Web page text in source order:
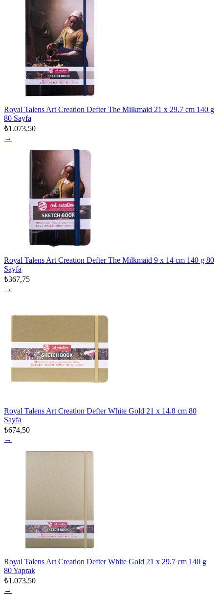
Royal Talens Art Creation Defter The Milkmaid 21 x 29.7 cm 140 g
80 Sayfa
₺1.073,50
→
Royal Talens Art Creation Defter The Milkmaid 9 x 14 cm 140 g 80
Sayfa
₺367,75
→
Royal Talens Art Creation Defter White Gold 21 x 14.8 cm 80
Sayfa
₺674,50
→
Royal Talens Art Creation Defter White Gold 21 x 29.7 cm 140 g
80 Yaprak
₺1.073,50
→